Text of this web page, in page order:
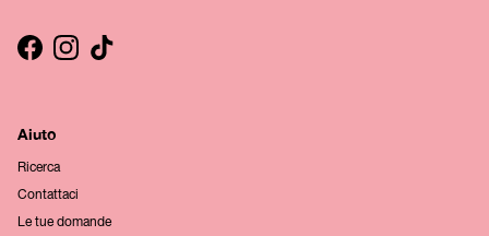
Facebook
Instagram
TikTok
Aiuto
Ricerca
Contattaci
Le tue domande